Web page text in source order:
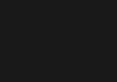
en nueva ventana)
nueva ventana)